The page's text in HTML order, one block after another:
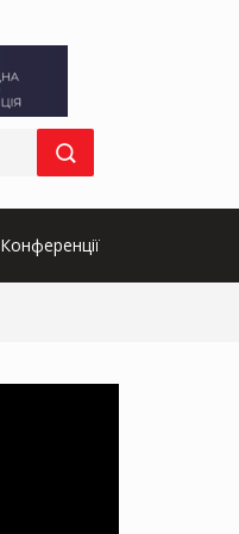
Конференції